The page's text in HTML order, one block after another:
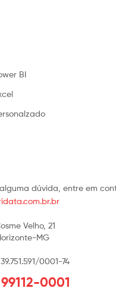
BI
dúvida, entre em
Velho, 21
MG
0001-74
0001